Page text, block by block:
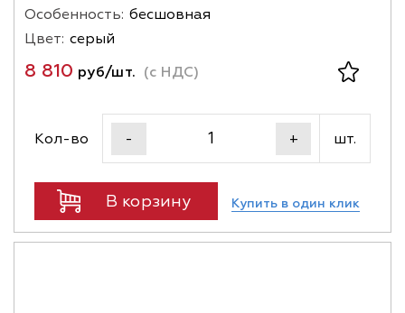
Особенность: бесшовная
Цвет: серый
8 810 руб/шт. (с НДС)
Кол-во - + шт.
В корзину Купить в один клик